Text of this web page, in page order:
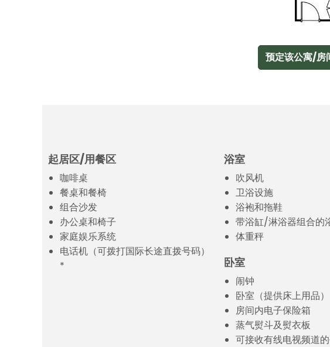
预定该公寓/房
起居区/用餐区
咖啡桌
餐桌和餐椅
组合沙发
办公桌和椅子
家庭娱乐系统
电话机（可拨打国际长途直拨号码）
*
浴室
吹风机
卫浴设施
浴袍和拖鞋
带浴缸/淋浴器组合的
体重秤
卧室
闹钟
卧室（提供床上用品）
房间内电子保险箱
蒸气熨斗及熨衣板
可接收有线电视频道